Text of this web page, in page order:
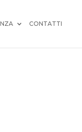
CONTATTI